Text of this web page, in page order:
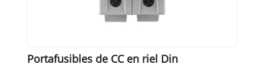
Portafusibles de CC en riel Din